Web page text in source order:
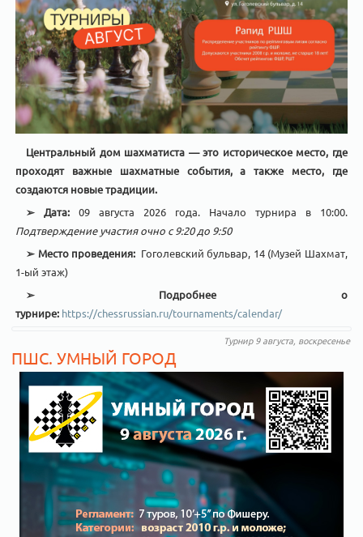
Центральный дом шахматиста — это историческое место, где
проходят важные шахматные события, а также место, где
создаются новые традиции.
➢ Дата:09 августа 2026 года. Начало турнира в 10:00.
Подтверждение участия очно с 9:20 до 9:50
➢ Место проведения: Гоголевский бульвар, 14 (Музей Шахмат,
1-ый этаж)
➢ Подробнее о
турнире: https://chessrussian.ru/tournaments/calendar/
Турнир 9 августа, воскресенье
ПШС. УМНЫЙ ГОРОД